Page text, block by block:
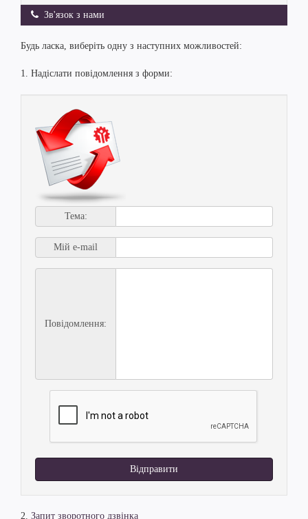
Зв'язок з нами
Будь ласка, виберіть одну з наступних можливостей:
1. Надіслати повідомлення з форми:
Тема:
Мій e-mail
Повідомлення:
Відправити
2. Запит зворотного дзвінка